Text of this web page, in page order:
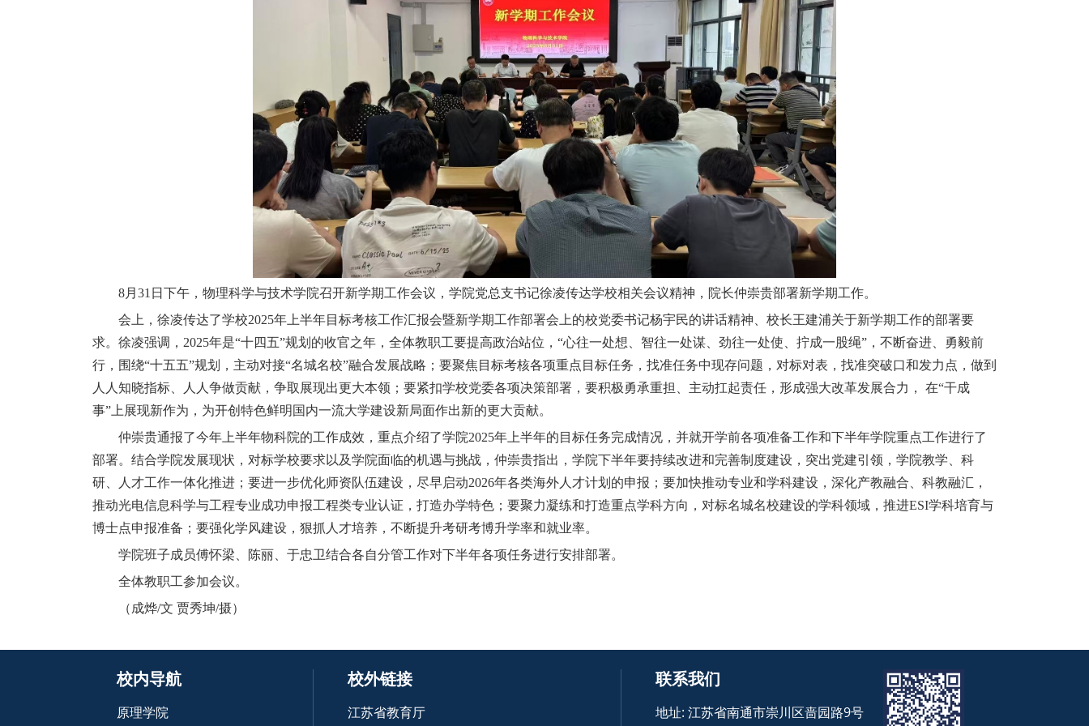
8月31日下午，物理科学与技术学院召开新学期工作会议，学院党总支书记徐凌传达学校相关会议精神，院长仲崇贵部署新学期工作。
会上，徐凌传达了学校2025年上半年目标考核工作汇报会暨新学期工作部署会上的校党委书记杨宇民的讲话精神、校长王建浦关于新学期工作的部署要
求。徐凌强调，2025年是“十四五”规划的收官之年，全体教职工要提高政治站位， “心往一处想、智往一处谋、劲往一处使、拧成一股绳”，不断奋进、勇毅前
行，围绕“十五五”规划，主动对接“名城名校”融合发展战略；要聚焦目标考核各项重点目标任务，找准任务中现存问题，对标对表，找准突破口和发力点，做到
人人知晓指标、人人争做贡献，争取展现出更大本领；要紧扣学校党委各项决策部署，要积极勇承重担、主动扛起责任，形成强大改革发展合力， 在“干成
事”上展现新作为，为开创特色鲜明国内一流大学建设新局面作出新的更大贡献。
仲崇贵通报了今年上半年物科院的工作成效，重点介绍了学院2025年上半年的目标任务完成情况，并就开学前各项准备工作和下半年学院重点工作进行了
部署。结合学院发展现状，对标学校要求以及学院面临的机遇与挑战， 仲崇贵指出，学院下半年要持续改进和完善制度建设，突出党建引领，学院教学、科
研、人才工作一体化推进；要进一步优化师资队伍建设，尽早启动2026年各类海外人才计划的申报；要加快推动专业和学科建设，深化产教融合、科教融汇，
推动光电信息科学与工程专业成功申报工程类专业认证，打造办学特色；要聚力凝练和打造重点学科方向，对标名城名校建设的学科领域，推进ESI学科培育与
博士点申报准备；要强化学风建设，狠抓人才培养，不断提升考研考博升学率和就业率。
学院班子成员傅怀梁、陈丽、于忠卫结合各自分管工作对下半年各项任务进行安排部署。
全体教职工参加会议。
（成烨/文 贾秀坤/摄）
校内导航
原理学院
校外链接
江苏省教育厅
联系我们
地址: 江苏省南通市崇川区啬园路9号